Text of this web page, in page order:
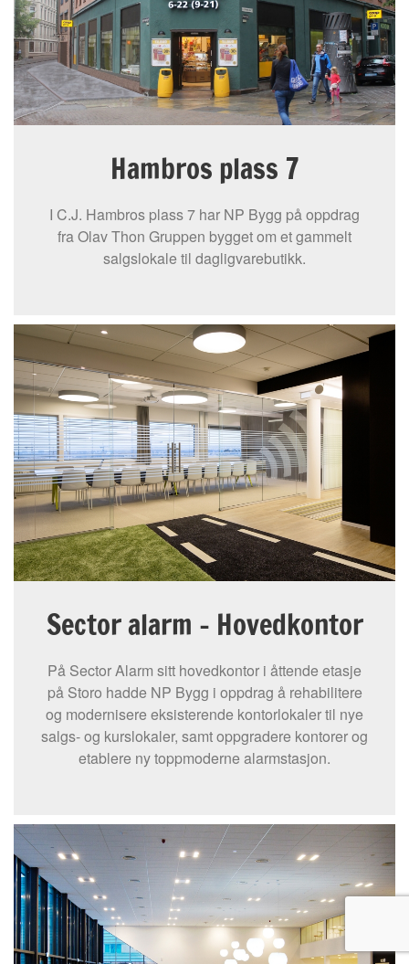
Hambros plass 7
I C.J. Hambros plass 7 har NP Bygg på oppdrag
fra Olav Thon Gruppen bygget om et gammelt
salgslokale til dagligvarebutikk.
Sector alarm - Hovedkontor
På Sector Alarm sitt hovedkontor i åttende etasje
på Storo hadde NP Bygg i oppdrag å rehabilitere
og modernisere eksisterende kontorlokaler til nye
salgs- og kurslokaler, samt oppgradere kontorer og
etablere ny toppmoderne alarmstasjon.